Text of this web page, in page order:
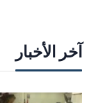
آخر الأخبار